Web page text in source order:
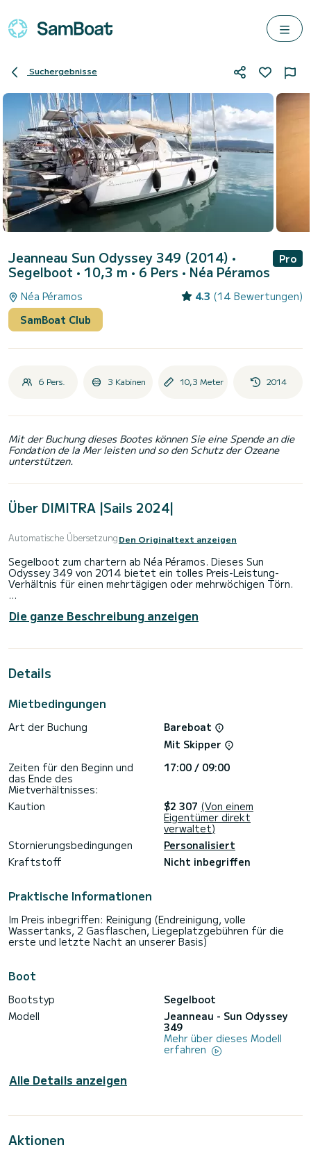
Suchergebnisse
Jeanneau Sun Odyssey 349 (2014) •
Segelboot • 10,3 m • 6 Pers • Néa Péramos
Pro
Néa Péramos 4.3 (14 Bewertungen)
SamBoat Club
6 Pers. 3 Kabinen 10,3 Meter 2014
Mit der Buchung dieses Bootes können Sie eine Spende an die
Fondation de la Mer leisten und so den Schutz der Ozeane
unterstützen.
Über DIMITRA |Sails 2024|
Automatische ÜbersetzungDen Originaltext anzeigen
Segelboot zum chartern ab Néa Péramos. Dieses Sun
Odyssey 349 von 2014 bietet ein tolles Preis-Leistung-
Verhältnis für einen mehrtägigen oder mehrwöchigen Törn.
Kapazität von 6 Personen. Mit einer Gesamtlänge von 10
Metern wird es Ihr perfekter Begleiter sein, um einen
Néa Péramos zu verbringen.
Sun Odyssey 349 ist ausgestattet mit 1 Toiletten mit
Es ist unter anderem mit folgender Ausrüstung
Zögern Sie nicht, ein persönliches Angebot anzufordern.
Unser Team berät Sie gerne zu all Ihren Fragen rund um Ihren
Die ganze Beschreibung anzeigen
Details
Mietbedingungen
Art der Buchung
Bareboat
Mit Skipper
Zeiten für den Beginn und
das Ende des
Mietverhältnisses:
17:00 / 09:00
Kaution $2 307 (Von einem
Eigentümer direkt
verwaltet)
Stornierungsbedingungen
Personalisiert
Kraftstoff
Nicht inbegriffen
Praktische Informationen
Im Preis inbegriffen: Reinigung (Endreinigung, volle
Wassertanks, 2 Gasflaschen, Liegeplatzgebühren für die
erste und letzte Nacht an unserer Basis)
Boot
Bootstyp
Segelboot
Modell
Jeanneau - Sun Odyssey
349
Mehr über dieses Modell
erfahren
Alle Details anzeigen
Aktionen